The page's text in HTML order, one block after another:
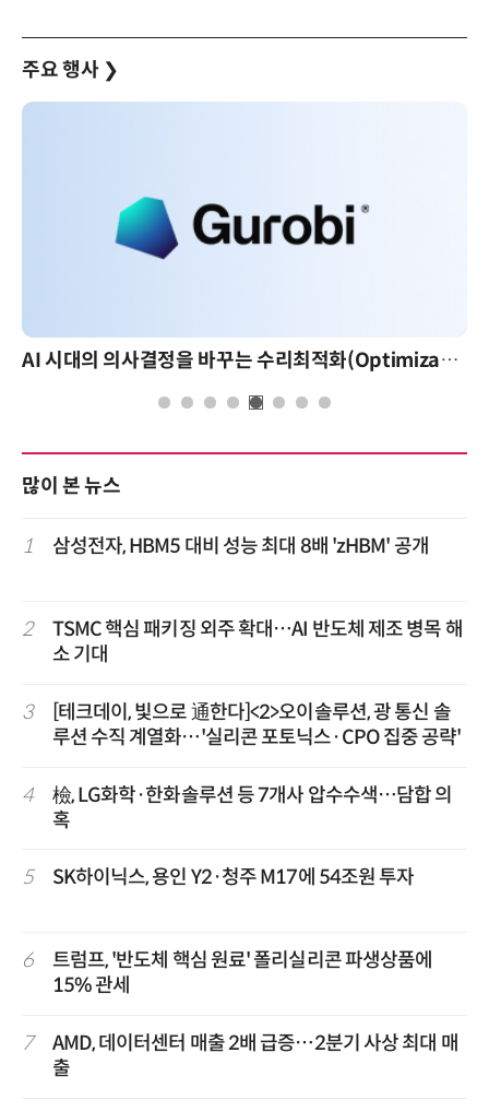
주요 행사 ❯
AI 시대의 의사결정을 바꾸는 수리최적화(Optimization): 실제 산업 적용 사례와 활용 전략
많이 본 뉴스
1 삼성전자, HBM5 대비 성능 최대 8배 'zHBM' 공개
2
TSMC 핵심 패키징 외주 확대…AI 반도체 제조 병목 해
소 기대
3
[테크데이, 빛으로 通한다]<2>오이솔루션, 광 통신 솔
루션 수직 계열화…'실리콘 포토닉스·CPO 집중 공략'
4
檢, LG화학·한화솔루션 등 7개사 압수수색…담합 의
혹
5 SK하이닉스, 용인 Y2·청주 M17에 54조원 투자
6
트럼프, '반도체 핵심 원료' 폴리실리콘 파생상품에
15% 관세
7
AMD, 데이터센터 매출 2배 급증…2분기 사상 최대 매
출